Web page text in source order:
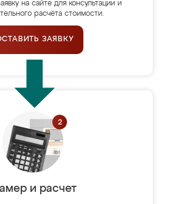
на сайте для консультации и
расчёта стоимости.
ЗАЯВКУ
и расчет